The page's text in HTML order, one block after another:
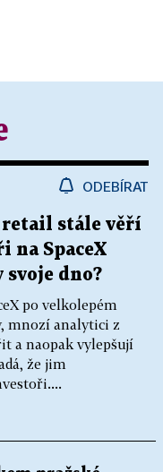
ODEBÍRAT
retail stále věří
na SpaceX
svoje dno?
po velkolepém
mnozí analytici z
a naopak vylepšují
že jim